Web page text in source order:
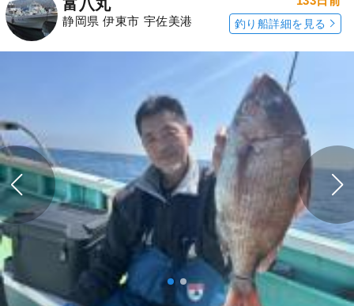
富八丸
静岡県 伊東市 宇佐美港 釣り船詳細を見る